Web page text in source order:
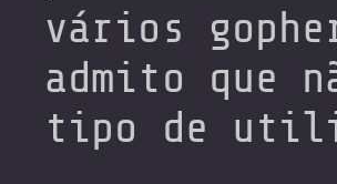
vários
admito que
tipo de